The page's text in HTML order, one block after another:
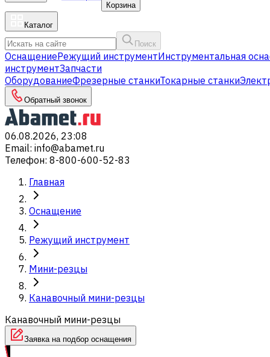
Корзина
Каталог
Поиск
ОснащениеРежущий инструментИнструментальная
инструментЗапчасти
ОборудованиеФрезерные станкиТокарные станки
Обратный звонок
06.08.2026, 23:08
Email: info@abamet.ru
Телефон: 8-800-600-52-83
Главная
Оснащение
Режущий инструмент
Мини-резцы
Канавочный мини-резцы
Канавочный мини-резцы
Заявка на подбор оснащения